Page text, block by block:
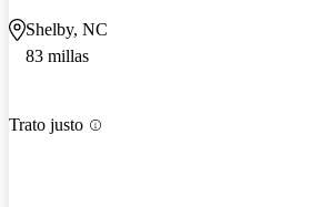
Shelby, NC
83 millas
Trato justo